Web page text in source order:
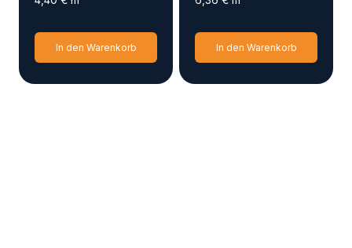
In den Warenkorb In den Warenkorb